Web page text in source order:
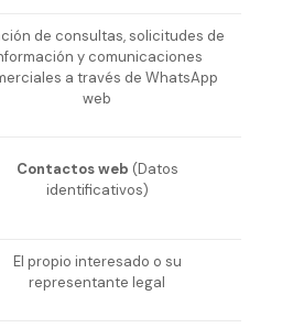
de consultas, solicitudes de
y comunicaciones
a través de WhatsApp
web
Contactos web (Datos
identificativos)
El propio interesado o su
representante legal